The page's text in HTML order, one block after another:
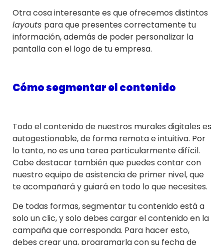
Otra cosa interesante es que ofrecemos distintos
layouts para que presentes correctamente tu
información, además de poder personalizar la
pantalla con el logo de tu empresa.
Cómo segmentar el contenido
Todo el contenido de nuestros murales digitales es
autogestionable, de forma remota e intuitiva. Por
lo tanto, no es una tarea particularmente difícil.
Cabe destacar también que puedes contar con
nuestro equipo de asistencia de primer nivel, que
te acompañará y guiará en todo lo que necesites.
De todas formas, segmentar tu contenido está a
solo un clic, y solo debes cargar el contenido en la
campaña que corresponda. Para hacer esto,
debes crear una, programarla con su fecha de